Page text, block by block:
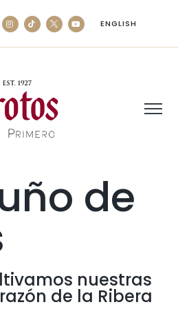
ENGLISH
de
nuestras
de la Ribera